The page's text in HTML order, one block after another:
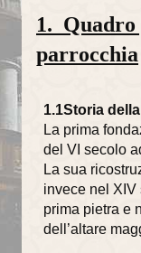
1. Quadro
parrocchia
1.1Storia
La prima
del VI secolo
La sua
invece nel
prima pietra e
dell’altare